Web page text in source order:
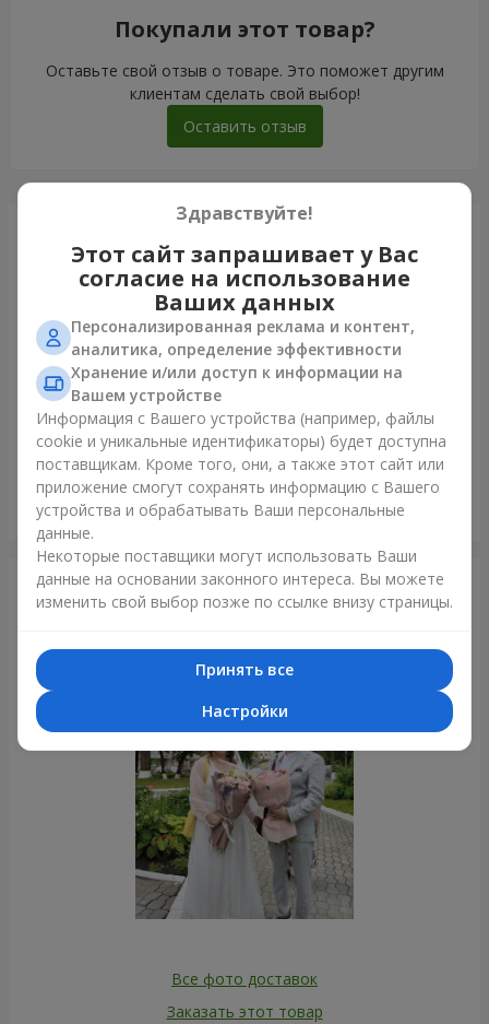
Покупали этот товар?
Оставьте свой отзыв о товаре. Это поможет другим
клиентам сделать свой выбор!
Оставить отзыв
Только что доставили
Букет "7 белых роз!"
Фотогалерея
Все фото доставок
Заказать этот товар
Здравствуйте!
Этот сайт запрашивает у Вас
согласие на использование
Ваших данных
Персонализированная реклама и контент,
аналитика, определение эффективности
Хранение и/или доступ к информации на
Вашем устройстве
Информация с Вашего устройства (например, файлы
cookie и уникальные идентификаторы) будет доступна
поставщикам. Кроме того, они, а также этот сайт или
приложение смогут сохранять информацию с Вашего
устройства и обрабатывать Ваши персональные
данные.
Некоторые поставщики могут использовать Ваши
данные на основании законного интереса. Вы можете
изменить свой выбор позже по ссылке внизу страницы.
Принять все
Настройки